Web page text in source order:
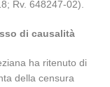
Rv. 648247-02).
di causalità
ha ritenuto di
della censura